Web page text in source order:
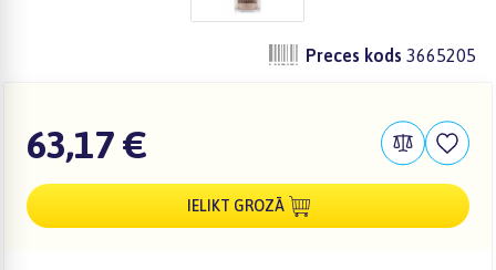
Preces kods 3665205
63,17 €
IELIKT GROZĀ